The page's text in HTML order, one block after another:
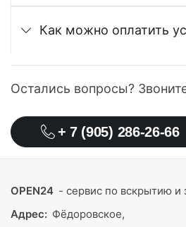
Как можно оплатить
Остались вопросы?
+ 7 (905) 286-26-66
OPEN24 - сервис по вскрытию и
Адрес: Фёдоровское,